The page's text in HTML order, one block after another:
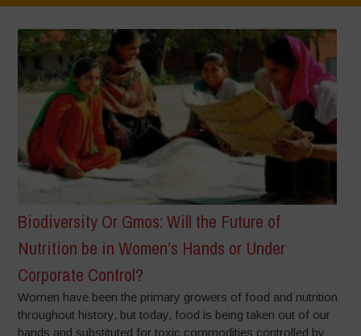
Biodiversity Or Gmos: Will the Future of
Nutrition be in Women’s Hands or Under
Corporate Control?
Women have been the primary growers of food and nutrition
throughout history, but today, food is being taken out of our
hands and substituted for toxic commodities controlled by